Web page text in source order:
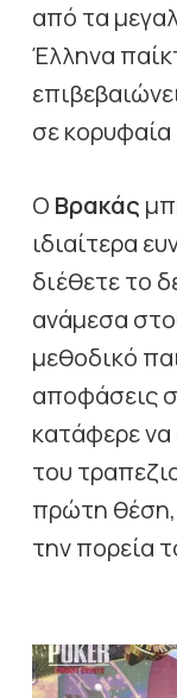
από τα
Έλληνα
σε
Ο Βρακάς
ιδιαίτερα
διέθετε το
ανάμεσα
μεθοδικό
αποφάσεις
κατάφερε να
του
πρώτη θέση,
την πορεία